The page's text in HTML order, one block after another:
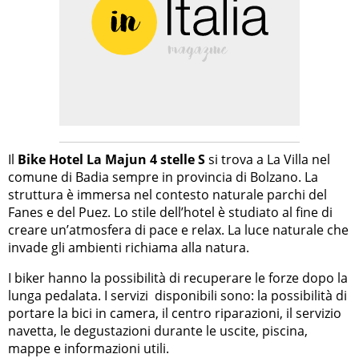
Il Bike Hotel La Majun 4 stelle Ssi trova a La Villa nel
comune di Badia sempre in provincia di Bolzano. La
struttura è immersa nel contesto naturale parchi del
Fanes e del Puez. Lo stile dell’hotel è studiato al fine di
creare un’atmosfera di pace e relax. La luce naturale che
invade gli ambienti richiama alla natura.
I biker hanno la possibilità di recuperare le forze dopo la
lunga pedalata. I servizi disponibili sono: la possibilità di
portare la bici in camera, il centro riparazioni, il servizio
navetta, le degustazioni durante le uscite, piscina,
mappe e informazioni utili.